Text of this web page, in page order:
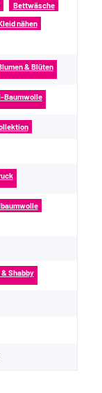
Bettwäsche
nähen
& Blüten
Baumwolle
Shabby